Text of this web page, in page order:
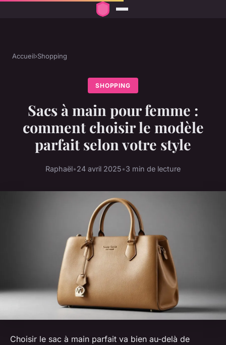
Accueil›Shopping
SHOPPING
Sacs à main pour femme :
comment choisir le modèle
parfait selon votre style
Raphaël•24 avril 2025•3 min de lecture
Choisir le sac à main parfait va bien au-delà de